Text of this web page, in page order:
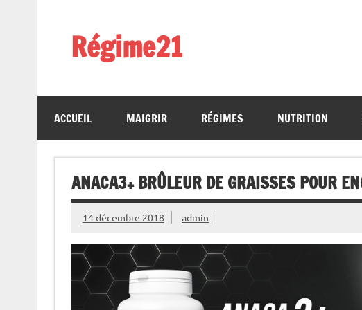
Régime21
ACCUEIL MAIGRIR RÉGIMES NUTRITION
ANACA3+ BRÛLEUR DE GRAISSES POUR
14 décembre 2018 admin